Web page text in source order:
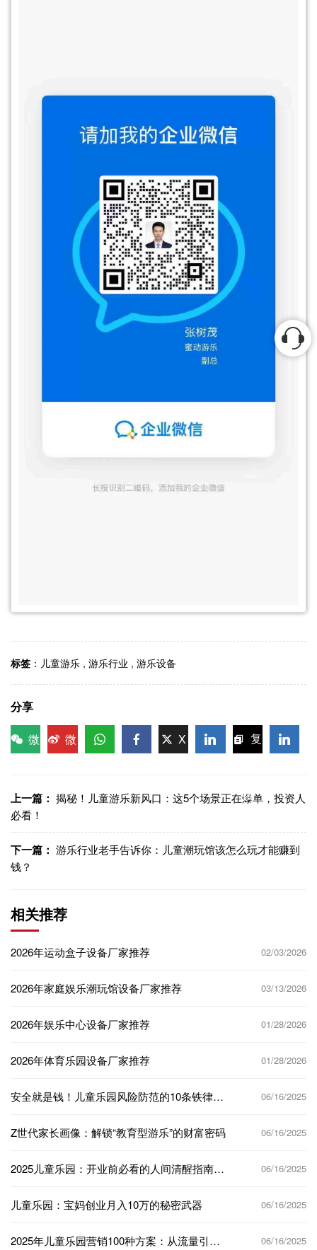
标签 ： 儿童游乐 , 游乐行业 , 游乐设备
分享
微
微
X
复
接
上一篇： 揭秘！儿童游乐新风口：这5个场景正在爆单，投资人
必看！
下一篇： 游乐行业老手告诉你：儿童潮玩馆该怎么玩才能赚到
钱？
相关推荐
2026年运动盒子设备厂家推荐 02/03/2026
2026年家庭娱乐潮玩馆设备厂家推荐 03/13/2026
2026年娱乐中心设备厂家推荐 01/28/2026
2026年体育乐园设备厂家推荐 01/28/2026
安全就是钱！儿童乐园风险防范的10条铁律，
06/16/2025
Z世代家长画像：解锁“教育型游乐”的财富密码 06/16/2025
2025儿童乐园：开业前必看的人间清醒指南，
06/16/2025
儿童乐园：宝妈创业月入10万的秘密武器 06/16/2025
2025年儿童乐园营销100种方案：从流量引爆
06/16/2025